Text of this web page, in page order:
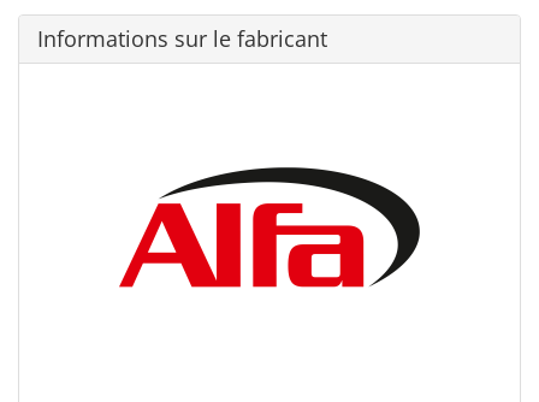
Informations sur le fabricant